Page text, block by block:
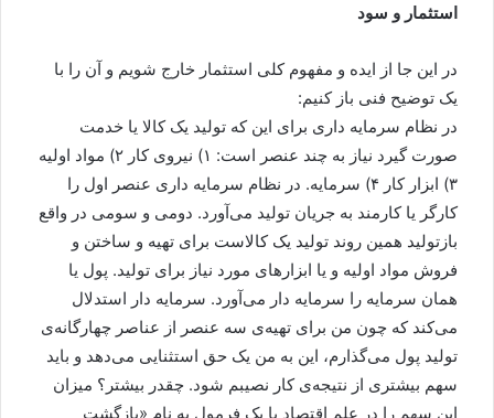
استثمار و سود
در این جا از ایده و مفهوم کلی استثمار خارج شویم و آن را با
یک توضیح فنی باز کنیم:
در نظام سرمایه داری برای این که تولید یک کالا یا خدمت
صورت گیرد نیاز به چند عنصر است: ۱) نیروی کار ۲) مواد اولیه
۳) ابزار کار ۴) سرمایه. در نظام سرمایه داری عنصر اول را
کارگر یا کارمند به جریان تولید می‌آورد. دومی و سومی در واقع
بازتولید همین روند تولید یک کالاست برای تهیه و ساختن و
فروش مواد اولیه و یا ابزارهای مورد نیاز برای تولید. پول یا
همان سرمایه را سرمایه دار می‌آورد. سرمایه دار استدلال
می‌کند که چون من برای تهیه‌ی سه عنصر از عناصر چهارگانه‌ی
تولید پول می‌گذارم، این به من یک حق استثنایی می‌دهد و باید
سهم بیشتری از نتیجه‌ی کار نصیبم شود. چقدر بیشتر؟ میزان
این سهم را در علم اقتصاد با یک فرمول به نام «بازگشت